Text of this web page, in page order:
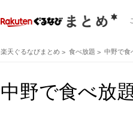
楽天ぐるなびまとめ 食べ放題 中野で食
中野で食べ放